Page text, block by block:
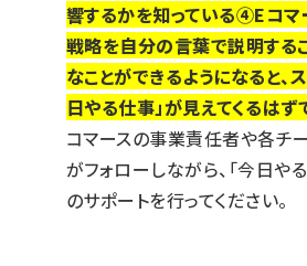
響するかを知っている④Eコ
戦略を自分の言葉で説明するこ
なことができるようになると、
日やる仕事」が見えてくるはず
コマースの事業責任者や各チ
がフォローしながら、「今日や
のサポートを行ってください。